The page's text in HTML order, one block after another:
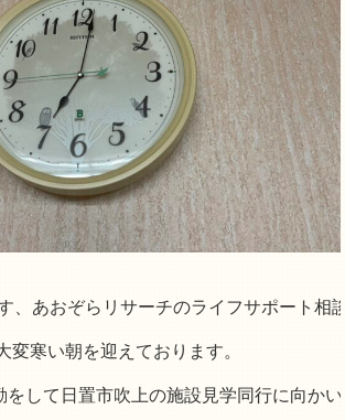
、あおぞらリサーチのライフサポート相
変寒い朝を迎えております。
をして日置市吹上の施設見学同行に向か